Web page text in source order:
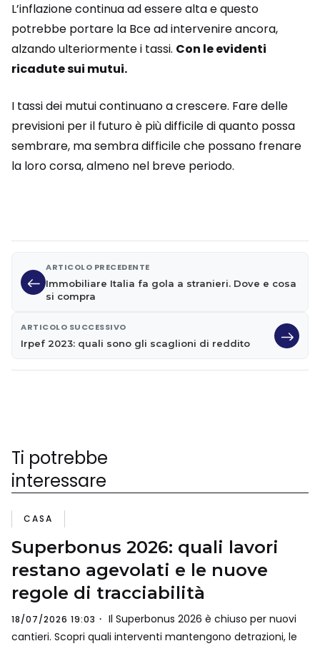
L’inflazione continua ad essere alta e questo
potrebbe portare la Bce ad intervenire ancora,
alzando ulteriormente i tassi. Con le evidenti
ricadute sui mutui.
I tassi dei mutui continuano a crescere. Fare delle
previsioni per il futuro è più difficile di quanto possa
sembrare, ma sembra difficile che possano frenare
la loro corsa, almeno nel breve periodo.
ARTICOLO PRECEDENTE
Immobiliare Italia fa gola a stranieri. Dove e cosa
si compra
ARTICOLO SUCCESSIVO
Irpef 2023: quali sono gli scaglioni di reddito
Ti potrebbe
interessare
CASA
Superbonus 2026: quali lavori
restano agevolati e le nuove
regole di tracciabilità
18/07/2026 19:03
Il Superbonus 2026 è chiuso per nuovi
cantieri. Scopri quali interventi mantengono detrazioni, le